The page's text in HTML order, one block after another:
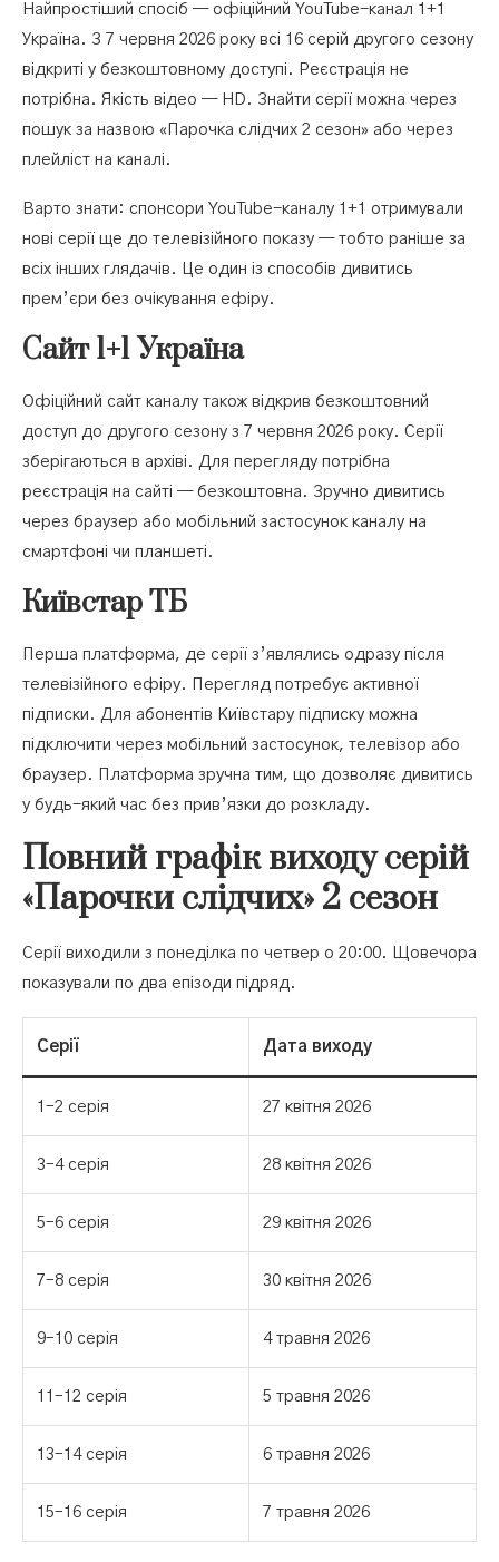
Найпростіший спосіб — офіційний YouTube-канал 1+1
Україна. З 7 червня 2026 року всі 16 серій другого сезону
відкриті у безкоштовному доступі. Реєстрація не
потрібна. Якість відео — HD. Знайти серії можна через
пошук за назвою «Парочка слідчих 2 сезон» або через
плейліст на каналі.
Варто знати: спонсори YouTube-каналу 1+1 отримували
нові серії ще до телевізійного показу — тобто раніше за
всіх інших глядачів. Це один із способів дивитись
прем’єри без очікування ефіру.
Сайт 1+1 Україна
Офіційний сайт каналу також відкрив безкоштовний
доступ до другого сезону з 7 червня 2026 року. Серії
зберігаються в архіві. Для перегляду потрібна
реєстрація на сайті — безкоштовна. Зручно дивитись
через браузер або мобільний застосунок каналу на
смартфоні чи планшеті.
Київстар ТБ
Перша платформа, де серії з’являлись одразу після
телевізійного ефіру. Перегляд потребує активної
підписки. Для абонентів Київстару підписку можна
підключити через мобільний застосунок, телевізор або
браузер. Платформа зручна тим, що дозволяє дивитись
у будь-який час без прив’язки до розкладу.
Повний графік виходу серій
«Парочки слідчих» 2 сезон
Серії виходили з понеділка по четвер о 20:00. Щовечора
показували по два епізоди підряд.
Серії Дата виходу
1–2 серія 27 квітня 2026
3–4 серія 28 квітня 2026
5–6 серія 29 квітня 2026
7–8 серія 30 квітня 2026
9–10 серія 4 травня 2026
11–12 серія 5 травня 2026
13–14 серія 6 травня 2026
15–16 серія 7 травня 2026